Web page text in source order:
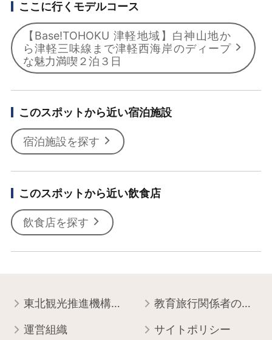
ここに行くモデルコース
【Base!TOHOKU 津軽地域】白神山地か
ら津軽三味線まで津軽西海岸のディープ
な魅力満喫２泊３日
このスポットから近い宿泊施設
宿泊施設を探す
このスポットから近い飲食店
飲食店を探す
東北観光推進機構について 教育旅行関係者の皆様へ
運営組織 サイトポリシー